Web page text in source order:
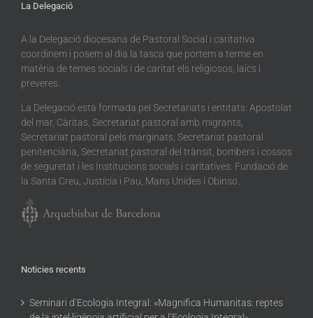
La Delegació
A la Delegació diocesana de Pastoral Social i caritativa
coordinem i posem al dia la tasca que portem a terme en
matèria de temes socials i de caritat els religiosos, laics i
preveres.
La Delegació està formada pel Secretariats i entitats: Apostolat
del mar, Càritas, Secretariat pastoral amb migrants,
Secretariat pastoral pels marginats, Secretariat pastoral
penitenciària, Secretariat pastoral del trànsit, bombers i cossos
de seguretat i les Institucions socials i caritatives: Fundació de
la Santa Creu, Justícia i Pau, Mans Unides i Obinso.
Noticies recents
Seminari d’Ecologia Integral: «Magnifica Humanitas: reptes